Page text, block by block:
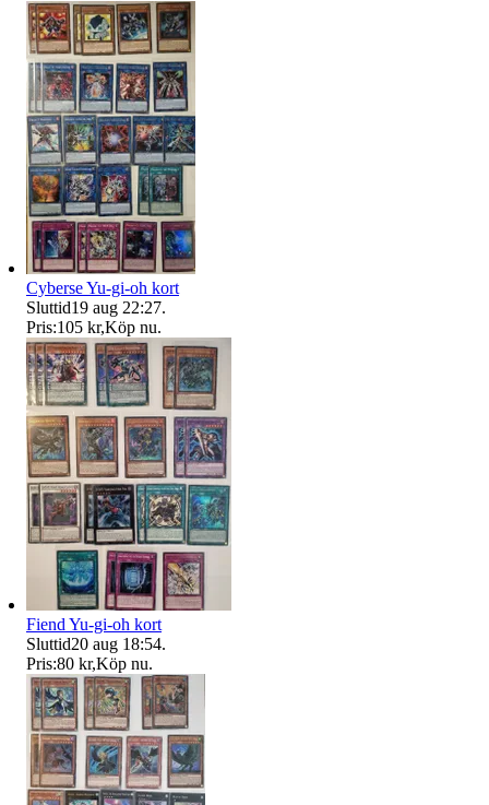
Cyberse Yu-gi-oh kort
Sluttid19 aug 22:27.
Pris:105 kr,Köp nu.
Fiend Yu-gi-oh kort
Sluttid20 aug 18:54.
Pris:80 kr,Köp nu.